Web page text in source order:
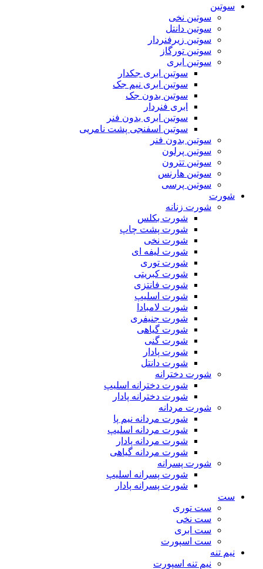
سوتین
سوتین نخی
سوتین دانتل
سوتین زیرفنردار
سوتین تورگاز
سوتین ابری
سوتین ابری جکدار
سوتین ابری نیم جک
سوتین بدون جک
ابری فنردار
سوتین ابری بدون فنر
سوتین اسفنجی پشت نامریی
سوتین بدون فنر
سوتین پرلون
سوتین تترون
سوتین هارنس
سوتین پرسی
شورت
شورت زنانه
شورت بکلس
شورت پشت چاپ
شورت نخی
شورت لیفه ای
شورت توری
شورت کبریتی
شورت فانتزی
شورت اسلیپ
شورت لامبادا
شورت جنیفری
شورت گیاهی
شورت گنی
شورت پادار
شورت دانتل
شورت دخترانه
شورت دخترانه اسلیپ
شورت دخترانه پادار
شورت مردانه
شورت مردانه نیم پا
شورت مردانه اسلیپ
شورت مردانه پادار
شورت مردانه گیاهی
شورت پسرانه
شورت پسرانه اسلیپ
شورت پسرانه پادار
ست
ست توری
ست نخی
ست ابری
ست اسپورت
نیم تنه
نیم تنه اسپورت